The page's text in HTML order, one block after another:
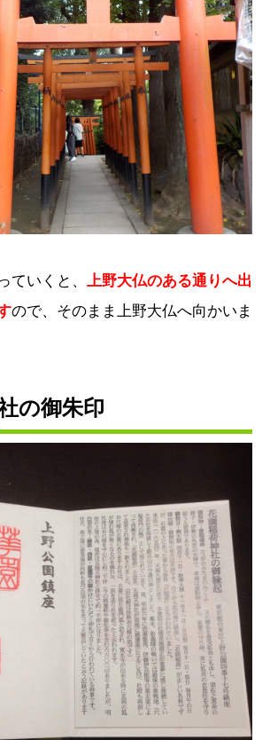
ていくと、 上野大仏のある通りへ出
ので、そのまま上野大仏へ向かいま
の御朱印